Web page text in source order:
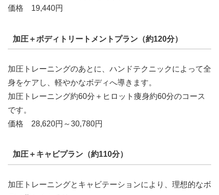
価格 19,440円
加圧＋ボディトリートメントプラン（約120分）
加圧トレーニングのあとに、ハンドテクニックによって全
身をケアし、軽やかなボディへ導きます。
加圧トレーニング約60分＋ヒロット痩身約60分のコース
です。
価格 28,620円～30,780円
加圧＋キャビプラン（約110分）
加圧トレーニングとキャビテーションにより、理想的なボ